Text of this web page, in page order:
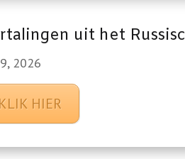
uit het
2026
KLIK HIER